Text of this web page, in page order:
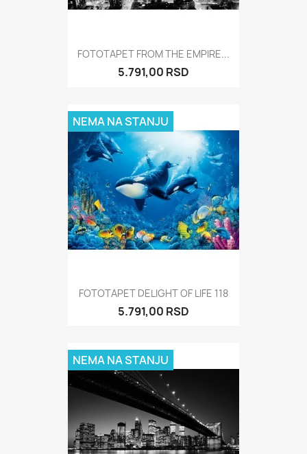
FOTOTAPET FROM THE EMPIRE...
5.791,00 RSD
FOTOTAPET DELIGHT OF LIFE 118
5.791,00 RSD
NEMA NA STANJU
NEMA NA STANJU